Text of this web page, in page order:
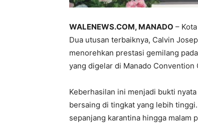
WALENEWS.COM, MANADO –
Dua utusan terbaiknya, Calvin
menorehkan prestasi gemilang
yang digelar di Manado Convention
Keberhasilan ini menjadi bukti
bersaing di tingkat yang lebih
sepanjang karantina hingga malam